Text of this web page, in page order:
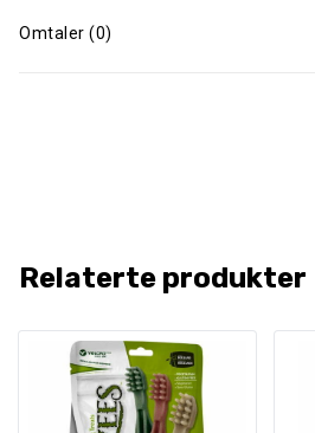
Omtaler (0)
Relaterte produkter